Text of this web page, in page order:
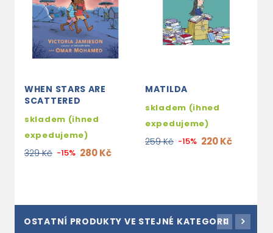
WHEN STARS ARE
SCATTERED
skladem (ihned
expedujeme)
329 Kč -15% 280 Kč
MATILDA
skladem (ihned
expedujeme)
259 Kč -15% 220 Kč
OSTATNÍ PRODUKTY VE STEJNÉ KATEGORII